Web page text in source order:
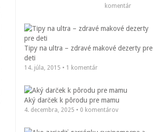
komentár
Tipy na ultra – zdravé makové dezerty pre
deti
14. júla, 2015 • 1 komentár
Aký darček k pôrodu pre mamu
4. decembra, 2025 • 0 komentárov